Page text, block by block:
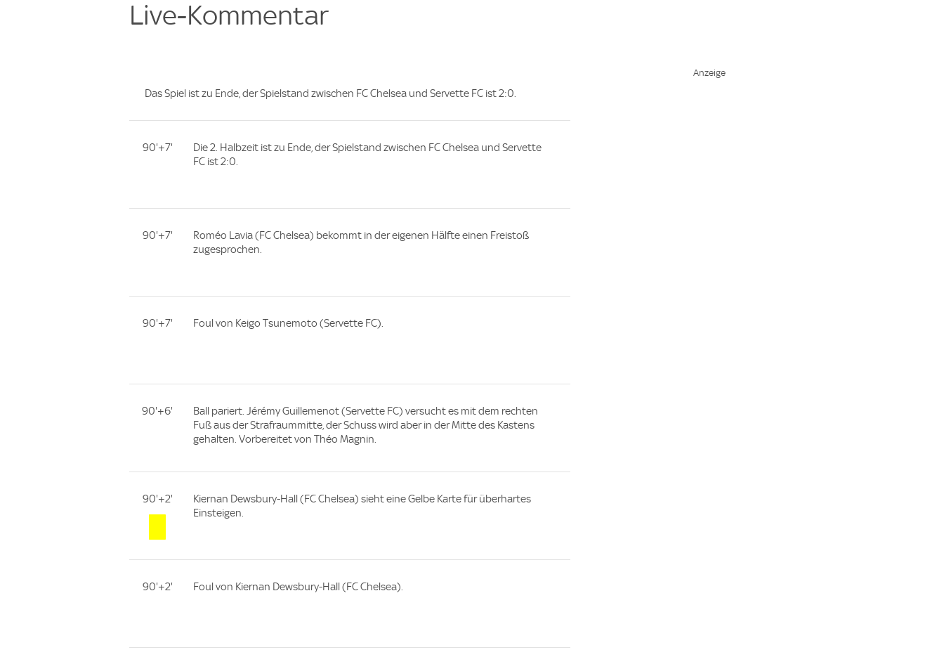
Live-Kommentar
Das Spiel ist zu Ende, der Spielstand zwischen FC Chelsea und Servette FC ist 2:0.
90'+7'
Die 2. Halbzeit ist zu Ende, der Spielstand zwischen FC Chelsea und Servette
FC ist 2:0.
90'+7'
Roméo Lavia (FC Chelsea) bekommt in der eigenen Hälfte einen Freistoß
zugesprochen.
90'+7' Foul von Keigo Tsunemoto (Servette FC).
90'+6'
Ball pariert. Jérémy Guillemenot (Servette FC) versucht es mit dem rechten
Fuß aus der Strafraummitte, der Schuss wird aber in der Mitte des Kastens
gehalten. Vorbereitet von Théo Magnin.
90'+2'
Kiernan Dewsbury-Hall (FC Chelsea) sieht eine Gelbe Karte für überhartes
Einsteigen.
90'+2' Foul von Kiernan Dewsbury-Hall (FC Chelsea).